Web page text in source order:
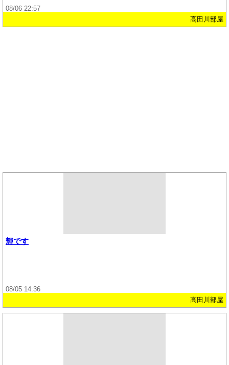
08/06 22:57
高田川部屋
輝です
08/05 14:36
高田川部屋